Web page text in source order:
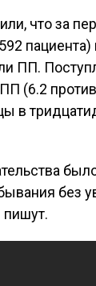
что за
ПП.
(6.2
в
без
пишут.